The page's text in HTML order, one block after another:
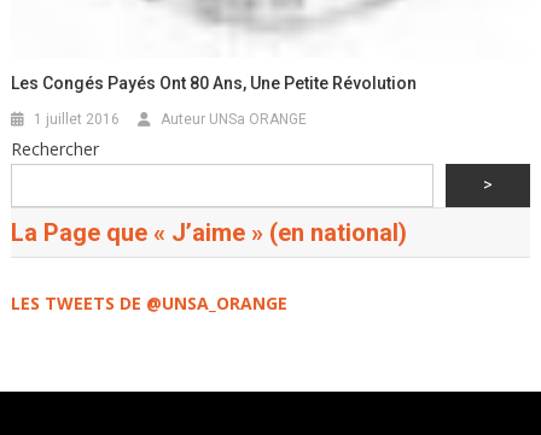
Les Congés Payés Ont 80 Ans, Une Petite Révolution
1 juillet 2016 Auteur UNSa ORANGE
Rechercher
>
La Page que « J’aime » (en national)
LES TWEETS DE @UNSA_ORANGE